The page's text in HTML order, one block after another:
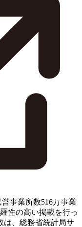
事業所数516万事業
性の高い掲載を行っ
は、総務省統計局サ